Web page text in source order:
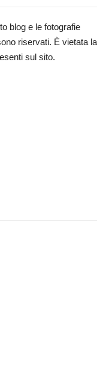
blog e le fotografie
riservati. È vietata la
sul sito.